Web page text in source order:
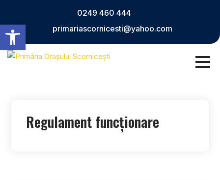
content
0249 460 444
primariascornicesti@yahoo.com
Regulament funcționare
Deschide bara de unelte